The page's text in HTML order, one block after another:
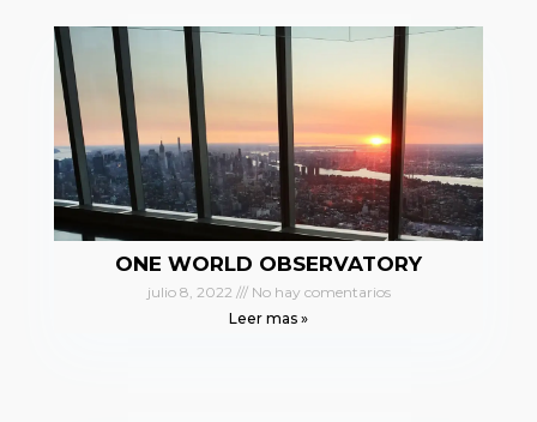
ONE WORLD OBSERVATORY
julio 8, 2022
No hay comentarios
Leer mas »